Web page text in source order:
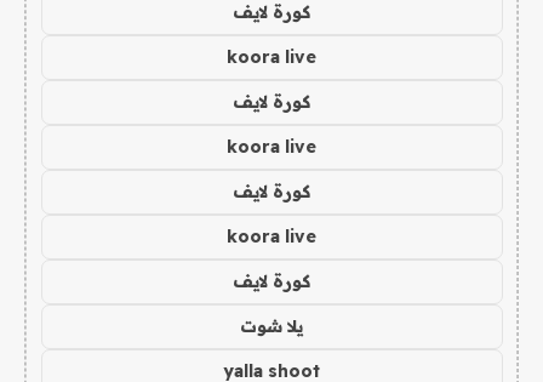
كورة لايف
koora live
كورة لايف
koora live
كورة لايف
koora live
كورة لايف
يلا شوت
yalla shoot